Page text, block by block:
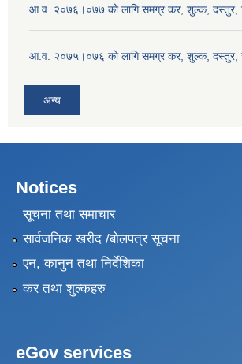
आ.व. २०७६।०७७ को लागि समग्र कर, शुल्क, दस्तुर,
आ.व. २०७५।०७६ को लागि समग्र कर, शुल्क, दस्तुर,
अन्य
Notices
सूचना तथा समाचार
सार्वजनिक खरीद /बोलपत्र सूचना
एन, कानुन तथा निर्देशिका
कर तथा शुल्कहरु
eGov services